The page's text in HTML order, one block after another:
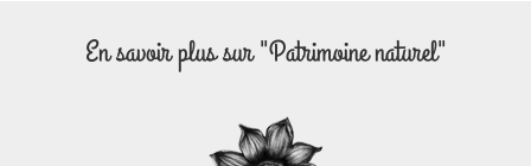
En savoir plus sur "Patrimoine naturel"